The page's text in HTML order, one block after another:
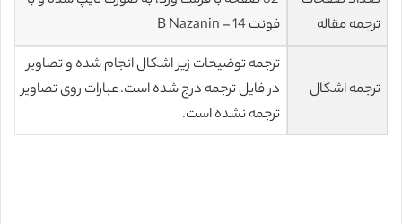
ترجمه مقاله
فونت 14 – B Nazanin
ترجمه اشکال
ترجمه توضیحات زیر اشکال انجام شده و تصاویر
در فایل ترجمه درج شده است. عبارات روی تصاویر
ترجمه نشده است.